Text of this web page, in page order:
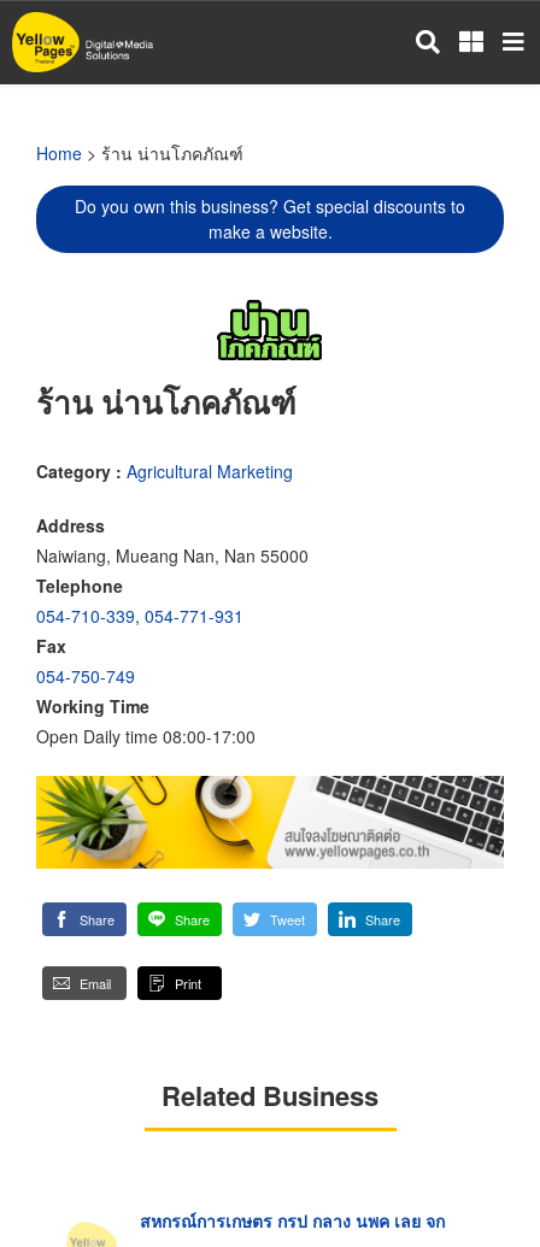
Skip
to
main
Home > ร้าน น่านโภคภัณฑ์
Do you own this business? Get special discounts to
make a website.
ร้าน น่านโภคภัณฑ์
Category : Agricultural Marketing
Address
Naiwiang, Mueang Nan, Nan 55000
Telephone
054-710-339, 054-771-931
Fax
054-750-749
Working Time
Open Daily time 08:00-17:00
Share Share Tweet Share
Email Print
Related Business
สหกรณ์การเกษตร กรป กลาง นพค เลย จก